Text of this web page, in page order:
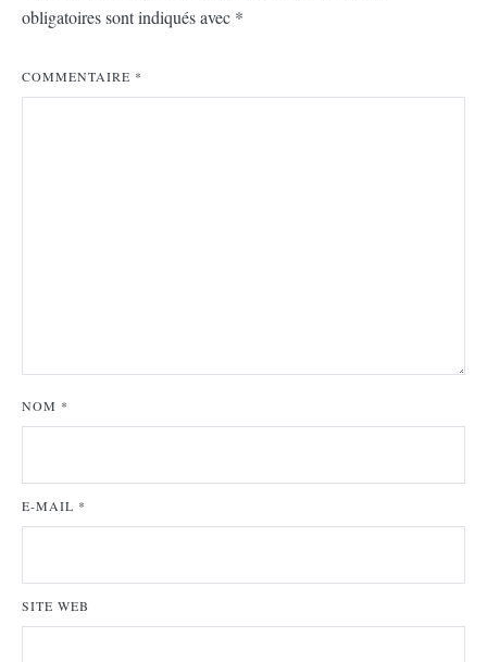
obligatoires sont indiqués avec *
COMMENTAIRE *
NOM *
E-MAIL *
SITE WEB